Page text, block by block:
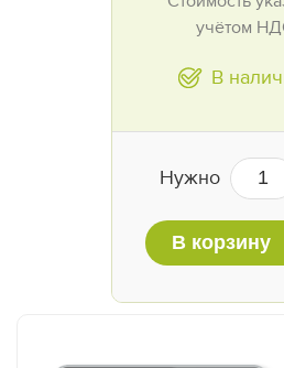
учётом
В
Нужно
В корзину